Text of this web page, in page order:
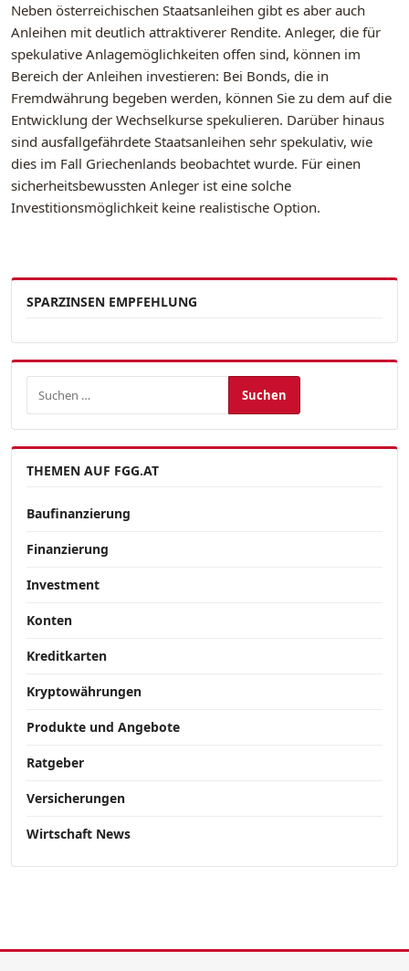
Neben österreichischen Staatsanleihen gibt es aber auch
Anleihen mit deutlich attraktiverer Rendite. Anleger, die für
spekulative Anlagemöglichkeiten offen sind, können im
Bereich der Anleihen investieren: Bei Bonds, die in
Fremdwährung begeben werden, können Sie zu dem auf die
Entwicklung der Wechselkurse spekulieren. Darüber hinaus
sind ausfallgefährdete Staatsanleihen sehr spekulativ, wie
dies im Fall Griechenlands beobachtet wurde. Für einen
sicherheitsbewussten Anleger ist eine solche
Investitionsmöglichkeit keine realistische Option.
SPARZINSEN EMPFEHLUNG
Suchen nach:
THEMEN AUF FGG.AT
Baufinanzierung
Finanzierung
Investment
Konten
Kreditkarten
Kryptowährungen
Produkte und Angebote
Ratgeber
Versicherungen
Wirtschaft News